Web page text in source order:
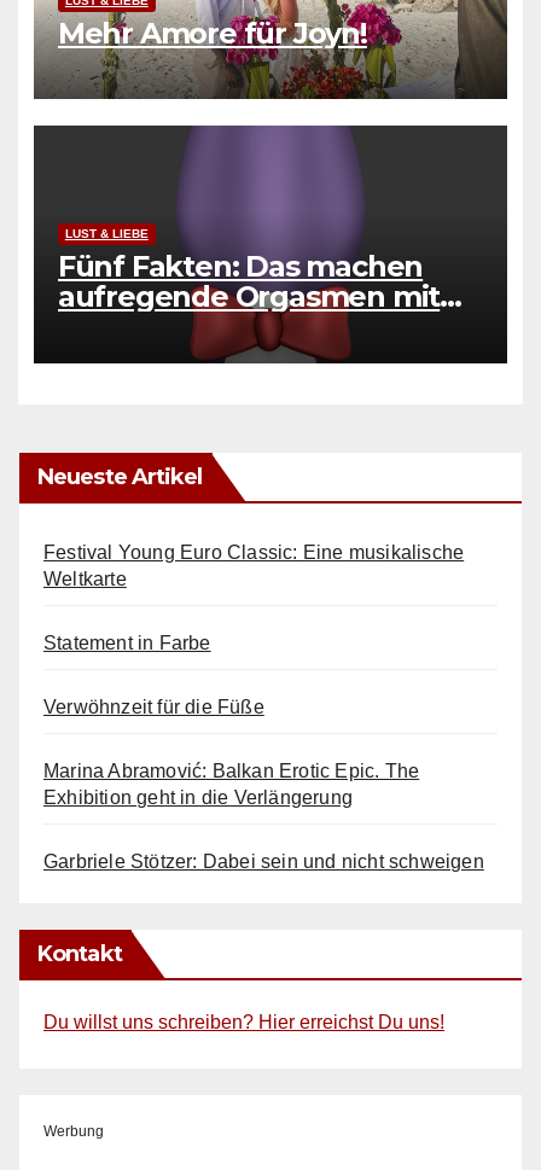
Mehr Amore für Joyn!
LUST & LIEBE
Fünf Fakten: Das machen
aufregende Orgasmen mit
unserem Körper
Neueste Artikel
Festival Young Euro Classic: Eine musikalische
Weltkarte
Statement in Farbe
Verwöhnzeit für die Füße
Marina Abramović: Balkan Erotic Epic. The
Exhibition geht in die Verlängerung
Garbriele Stötzer: Dabei sein und nicht schweigen
Kontakt
Du willst uns schreiben? Hier erreichst Du uns!
Werbung